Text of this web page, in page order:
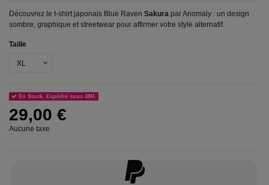
Découvrez le t-shirt japonais Blue Raven Sakura par Anomaly : un design
sombre, graphique et streetwear pour affirmer votre style alternatif.
Taille
En Stock. Expédié sous 48H.
29,00 €
Aucune taxe